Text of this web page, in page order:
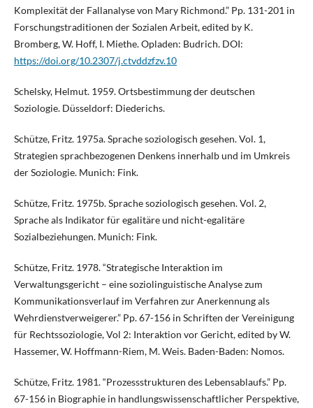
Komplexität der Fallanalyse von Mary Richmond.” Pp. 131-201 in
Forschungstraditionen der Sozialen Arbeit, edited by K.
Bromberg, W. Hoff, I. Miethe. Opladen: Budrich. DOI:
https://doi.org/10.2307/j.ctvddzfzv.10
Schelsky, Helmut. 1959. Ortsbestimmung der deutschen
Soziologie. Düsseldorf: Diederichs.
Schütze, Fritz. 1975a. Sprache soziologisch gesehen. Vol. 1,
Strategien sprachbezogenen Denkens innerhalb und im Umkreis
der Soziologie. Munich: Fink.
Schütze, Fritz. 1975b. Sprache soziologisch gesehen. Vol. 2,
Sprache als Indikator für egalitäre und nicht-egalitäre
Sozialbeziehungen. Munich: Fink.
Schütze, Fritz. 1978. “Strategische Interaktion im
Verwaltungsgericht – eine soziolinguistische Analyse zum
Kommunikationsverlauf im Verfahren zur Anerkennung als
Wehrdienstverweigerer.” Pp. 67-156 in Schriften der Vereinigung
für Rechtssoziologie, Vol 2: Interaktion vor Gericht, edited by W.
Hassemer, W. Hoffmann-Riem, M. Weis. Baden-Baden: Nomos.
Schütze, Fritz. 1981. “Prozessstrukturen des Lebensablaufs.” Pp.
67-156 in Biographie in handlungswissenschaftlicher Perspektive,